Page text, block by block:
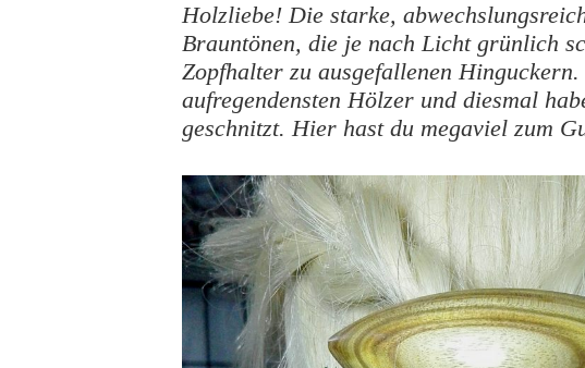
Holzliebe! Die starke,
Brauntönen, die je nach Licht grünlich
Zopfhalter zu ausgefallenen
aufregendensten Hölzer und diesmal
geschnitzt. Hier hast du megaviel zum